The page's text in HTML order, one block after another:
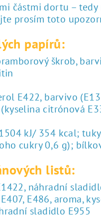
částmi dortu – tedy
prosím toto
papírů:
škrob,
E422, barvivo
citrónová
kJ/ 354 kcal;
cukry 0,6 g);
listů:
náhradní
E486, aroma,
sladidlo E955